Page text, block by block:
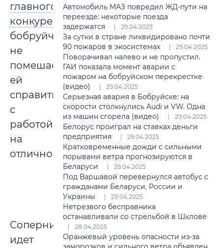
главного
конкурента
бобруйчан
не
помешает
ей
справиться
с
работой
на
отлично.
Соперник
идет
Автомобиль МАЗ повредил ЖД-пути на
переезде: некоторые поезда
задержатся
29.04.2025
За сутки в стране ликвидировано почти
90 пожаров в экосистемах
29.04.2025
Поворачивал налево и не пропустил.
ГАИ показала момент аварии с
пожаром на бобруйском перекрестке
(видео)
29.04.2025
Серьезная авария в Бобруйске: на
скорости столкнулись Audi и VW. Одна
из машин сгорела (видео)
29.04.2025
Белорус проиграл на ставках деньги
предприятия
29.04.2025
Кратковременные дожди с сильными
порывами ветра прогнозируются в
Беларуси
29.04.2025
Под Варшавой перевернулся автобус с
гражданами Беларуси, России и
Украины
29.04.2025
Нетрезвого бесправника
останавливали со стрельбой в Шклове
28.04.2025
Оранжевый уровень опасности из-за